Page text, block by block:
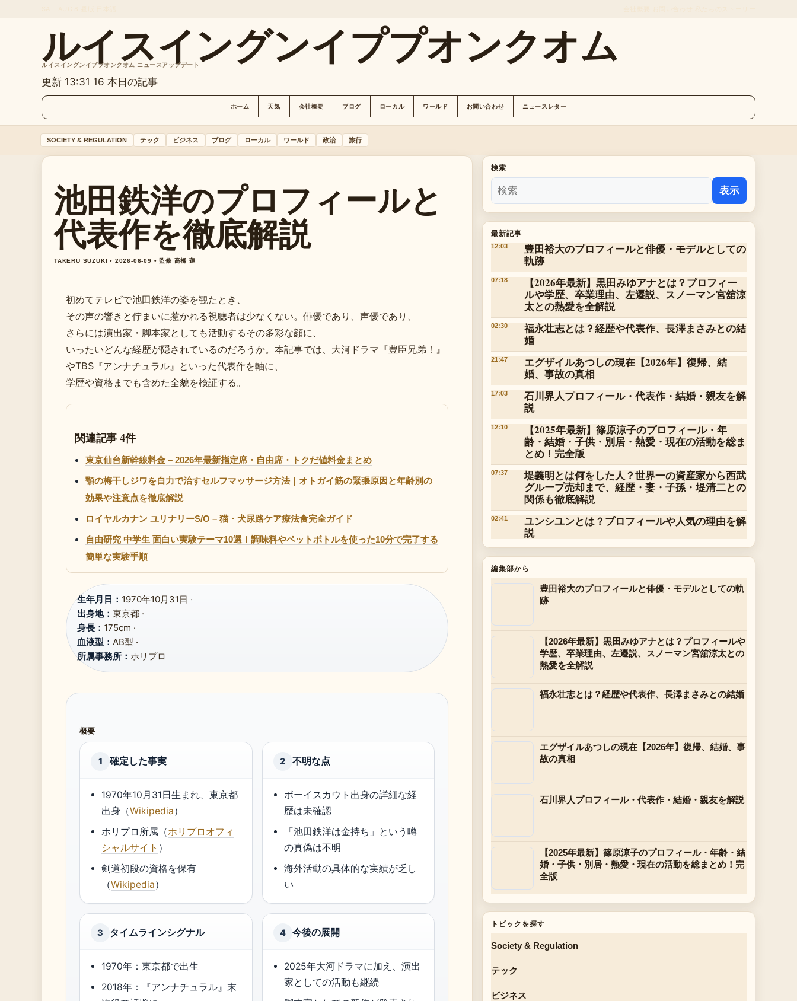
ルイスイングンイププオンクオム
ルイスイングンイププオンクオム ニュースアップデート
更新 13:31 16 本日の記事
ホーム 天気 会社概要 ブログ ローカル ワールド お問い合わせ ニュースレター
SOCIETY & REGULATION テック ビジネス ブログ ローカル ワールド 政治 旅行
池田鉄洋のプロフィールと
代表作を徹底解説
TAKERU SUZUKI • 2026-06-09 • 監修 高橋 蓮
初めてテレビで池田鉄洋の姿を観たとき、
その声の響きと佇まいに惹かれる視聴者は少なくない。俳優であり、声優であり、
さらには演出家・脚本家としても活動するその多彩な顔に、
いったいどんな経歴が隠されているのだろうか。本記事では、大河ドラマ『豊臣兄弟！』
やTBS『アンナチュラル』といった代表作を軸に、
学歴や資格までも含めた全貌を検証する。
関連記事 4件
東京仙台新幹線料金 – 2026年最新指定席・自由席・トクだ値料金まとめ
顎の梅干しジワを自力で治すセルフマッサージ方法｜オトガイ筋の緊張原因と年齢別の
効果や注意点を徹底解説
ロイヤルカナン ユリナリーS/O – 猫・犬尿路ケア療法食完全ガイド
自由研究 中学生 面白い実験テーマ10選！調味料やペットボトルを使った10分で完了する
簡単な実験手順
生年月日： 1970年10月31日 ·
出身地： 東京都 ·
身長： 175cm ·
血液型： AB型 ·
所属事務所： ホリプロ
概要
1 確定した事実
1970年10月31日生まれ、東京都
出身（Wikipedia）
ホリプロ所属（ホリプロオフィ
シャルサイト ）
剣道初段の資格を保有
（Wikipedia）
2 不明な点
ボーイスカウト出身の詳細な経
歴は未確認
「池田鉄洋は金持ち」という噂
の真偽は不明
海外活動の具体的な実績が乏し
い
3 タイムラインシグナル
1970年：東京都で出生
2018年：『アンナチュラル』末
4 今後の展開
2025年大河ドラマに加え、演出
家としての活動も継続
検索
表示
最新記事
12:03
豊田裕大のプロフィールと俳優・モデルとしての
軌跡
07:18
【2026年最新】黒田みゆアナとは？プロフィー
ルや学歴、卒業理由、左遷説、スノーマン宮舘涼
太との熱愛を全解説
02:30
福永壮志とは？経歴や代表作、長澤まさみとの結
婚
21:47
エグザイルあつしの現在【2026年】復帰、結
婚、事故の真相
17:03
石川界人プロフィール・代表作・結婚・親友を解
説
12:10
【2025年最新】篠原涼子のプロフィール・年
齢・結婚・子供・別居・熱愛・現在の活動を総ま
とめ！完全版
07:37
堤義明とは何をした人？世界一の資産家から西武
グループ売却まで、経歴・妻・子孫・堤清二との
関係も徹底解説
02:41
ユンシユンとは？プロフィールや人気の理由を解
説
編集部から
豊田裕大のプロフィールと俳優・モデルとしての軌
跡
【2026年最新】黒田みゆアナとは？プロフィールや
学歴、卒業理由、左遷説、スノーマン宮舘涼太との
熱愛を全解説
福永壮志とは？経歴や代表作、長澤まさみとの結婚
エグザイルあつしの現在【2026年】復帰、結婚、事
故の真相
石川界人プロフィール・代表作・結婚・親友を解説
【2025年最新】篠原涼子のプロフィール・年齢・結
婚・子供・別居・熱愛・現在の活動を総まとめ！完
全版
トピックを探す
Society & Regulation
テック
ビジネス